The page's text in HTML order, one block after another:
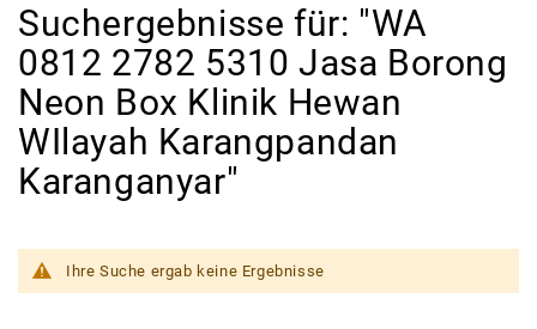
Suchergebnisse für: "WA
0812 2782 5310 Jasa Borong
Neon Box Klinik Hewan
WIlayah Karangpandan
Karanganyar"
Ihre Suche ergab keine Ergebnisse